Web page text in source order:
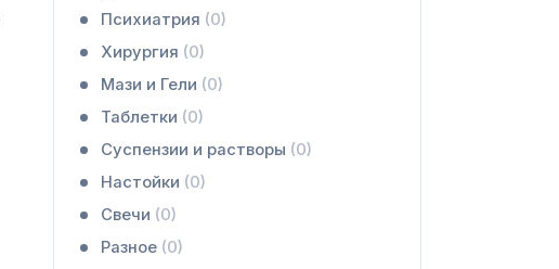
Психиатрия (0)
Хирургия (0)
Мази и Гели (0)
Таблетки (0)
Суспензии и растворы (0)
Настойки (0)
Свечи (0)
Разное (0)